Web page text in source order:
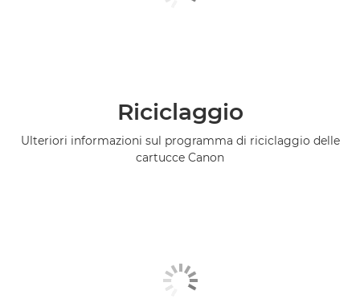
Riciclaggio
Ulteriori informazioni sul programma di riciclaggio delle
cartucce Canon